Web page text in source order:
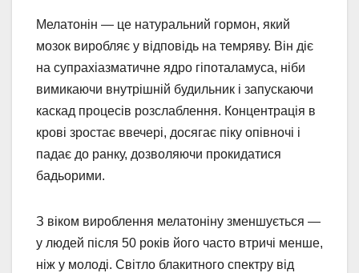
Мелатонін — це натуральний гормон, який
мозок виробляє у відповідь на темряву. Він діє
на супрахіазматичне ядро гіпоталамуса, ніби
вимикаючи внутрішній будильник і запускаючи
каскад процесів розслаблення. Концентрація в
крові зростає ввечері, досягає піку опівночі і
падає до ранку, дозволяючи прокидатися
бадьорими.
З віком вироблення мелатоніну зменшується —
у людей після 50 років його часто втричі менше,
ніж у молоді. Світло блакитного спектру від